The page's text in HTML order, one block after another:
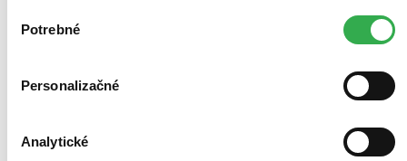
keby sme mohli používať všetky tieto cookies. Ďakujeme!
súhlasu
Potrebné
Personalizačné
Analytické